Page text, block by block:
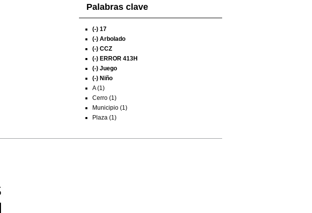
Palabras clave
(-) 17
(-) Arbolado
(-) CCZ
(-) ERROR 413H
(-) Juego
(-) Niño
A (1)
Cerro (1)
Municipio (1)
Plaza (1)